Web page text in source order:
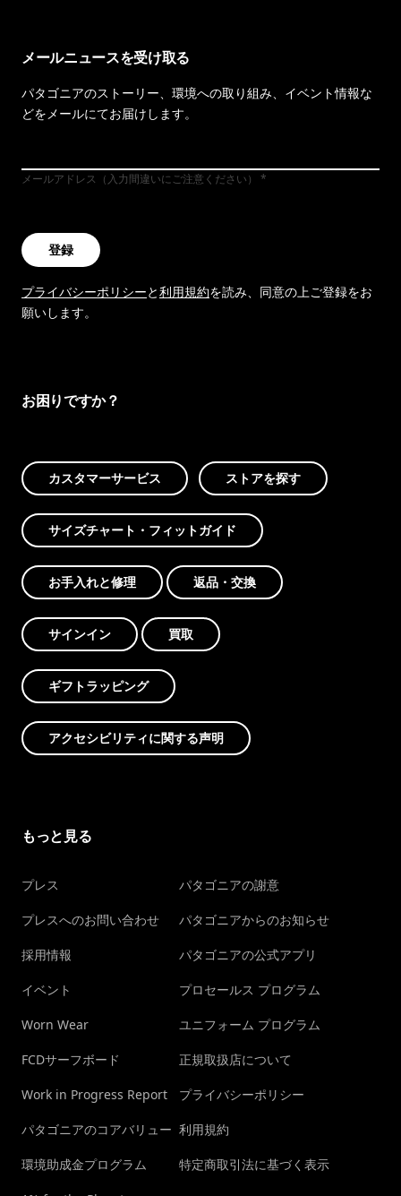
メールニュースを受け取る
パタゴニアのストーリー、環境への取り組み、イベント情報な
どをメールにてお届けします。
メールアドレス（入力間違いにご注意ください）
登録
プライバシーポリシーと利用規約を読み、同意の上ご登録をお
願いします。
お困りですか？
カスタマーサービス ストアを探す
サイズチャート・フィットガイド
お手入れと修理 返品・交換
サインイン 買取
ギフトラッピング
アクセシビリティに関する声明
もっと見る
プレス
プレスへのお問い合わせ
採用情報
イベント
Worn Wear
FCDサーフボード
Work in Progress Report
パタゴニアのコアバリュー
環境助成金プログラム
パタゴニアの謝意
パタゴニアからのお知らせ
パタゴニアの公式アプリ
プロセールス プログラム
ユニフォーム プログラム
正規取扱店について
プライバシーポリシー
利用規約
特定商取引法に基づく表示